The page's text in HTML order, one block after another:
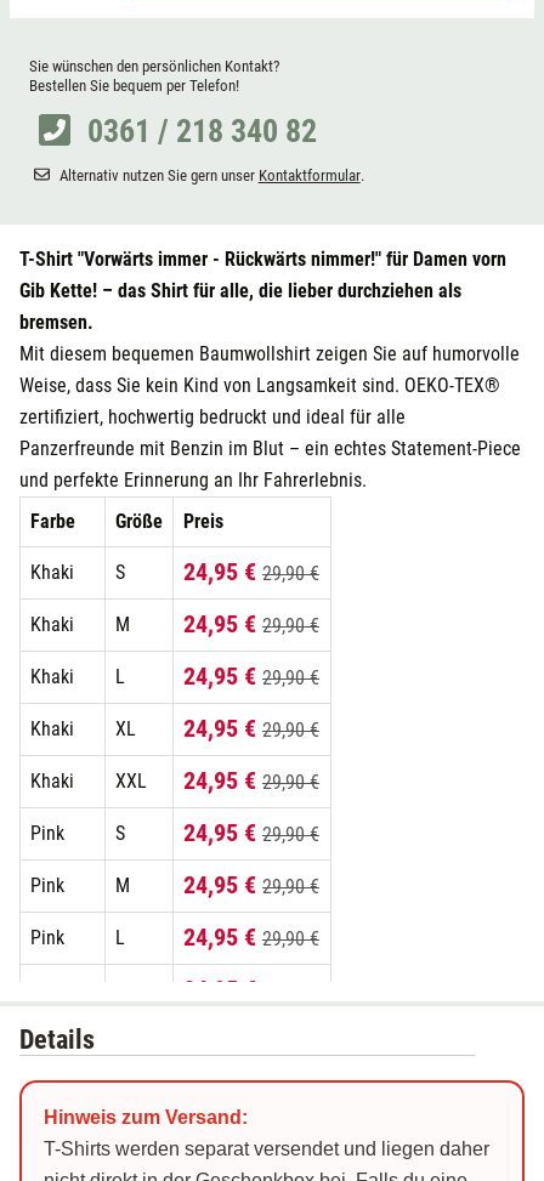
Sie wünschen den persönlichen Kontakt?
Bestellen Sie bequem per Telefon!
0361 / 218 340 82
Alternativ nutzen Sie gern unser Kontaktformular.
T-Shirt "Vorwärts immer - Rückwärts nimmer!" für Damen vorn
Gib Kette! – das Shirt für alle, die lieber durchziehen als
bremsen.
Mit diesem bequemen Baumwollshirt zeigen Sie auf humorvolle
Weise, dass Sie kein Kind von Langsamkeit sind. OEKO-TEX®
zertifiziert, hochwertig bedruckt und ideal für alle
Panzerfreunde mit Benzin im Blut – ein echtes Statement-Piece
und perfekte Erinnerung an Ihr Fahrerlebnis.
Farbe
Größe Preis
Khaki S 24,95 € 29,90 €
Khaki M 24,95 € 29,90 €
Khaki L 24,95 € 29,90 €
Khaki XL 24,95 € 29,90 €
Khaki XXL 24,95 € 29,90 €
Pink S 24,95 € 29,90 €
Pink M 24,95 € 29,90 €
Pink L 24,95 € 29,90 €
24,95 €
Pink
Schwarz M 24,95 €29,90 €
Details
Hinweis zum Versand:
T-Shirts werden separat versendet und liegen daher